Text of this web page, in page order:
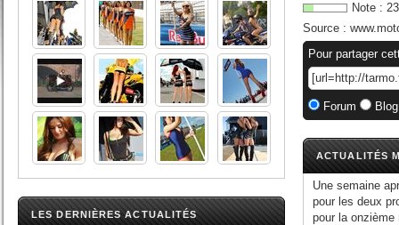
LES DERNIÈRES ACTUALITÉS
Note : 23
Source :
Pour partager
Forum
ACTUALITÉS
Une semaine
pour les deux
pour la onzième